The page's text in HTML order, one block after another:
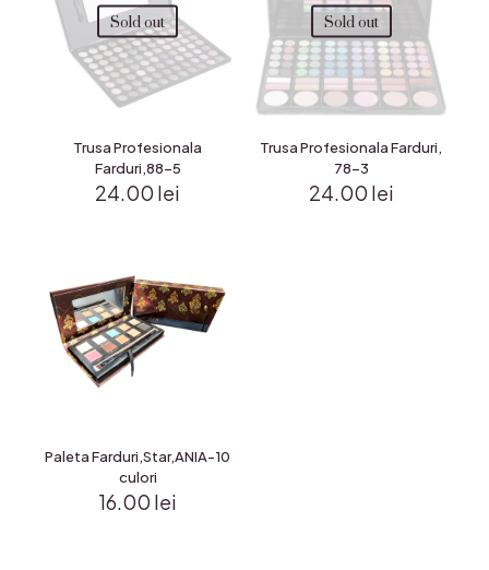
Sold out
Trusa Profesionala
Farduri,88-5
24.00 lei
Sold out
Trusa Profesionala Farduri,
78-3
24.00 lei
Paleta Farduri,Star,ANIA-10
culori
16.00 lei